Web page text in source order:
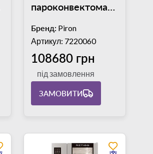
пароконвектомата
KAR00002
Бренд: Piron
Артикул: 7220060
108680 грн
під замовлення
ЗАМОВИТИ